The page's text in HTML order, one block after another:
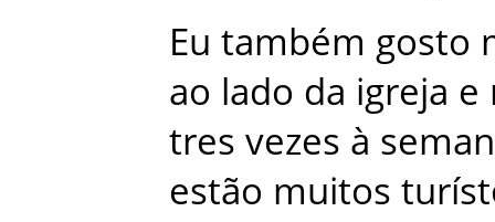
Eu também gosto
ao lado da igreja e
tres vezes à
estão muitos